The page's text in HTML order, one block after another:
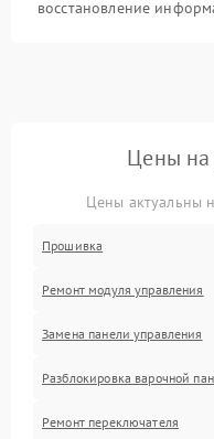
восстановление
Цены на
Цены актуальны
Прошивка
Ремонт модуля управления
Замена панели управления
Разблокировка варочной
Ремонт переключателя